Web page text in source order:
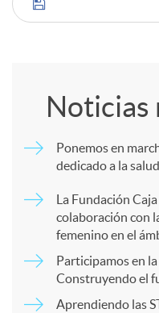
C
m
Noticias
Ponemos en
dedicado a la
La Fundación
colaboración con
femenino en el
Participamos en
Construyendo el
Aprendiendo las